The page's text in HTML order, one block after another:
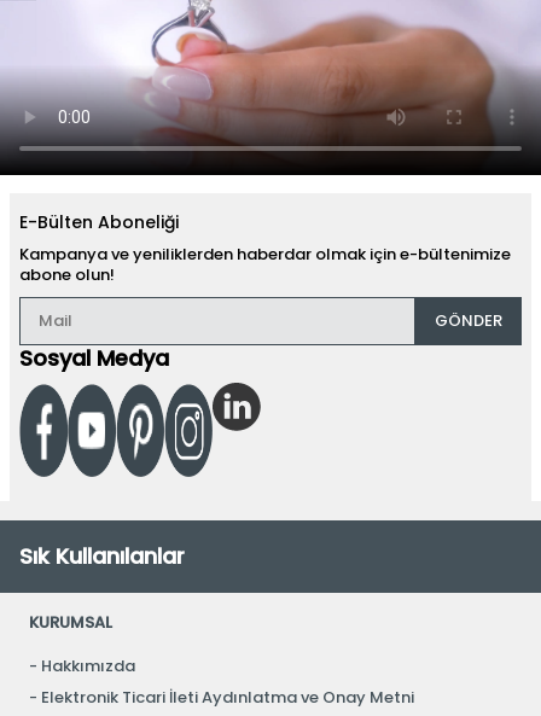
E-Bülten Aboneliği
Kampanya ve yeniliklerden haberdar olmak için e-bültenimize
abone olun!
GÖNDER
Sosyal Medya
Sık Kullanılanlar
KURUMSAL
Hakkımızda
Elektronik Ticari İleti Aydınlatma ve Onay Metni